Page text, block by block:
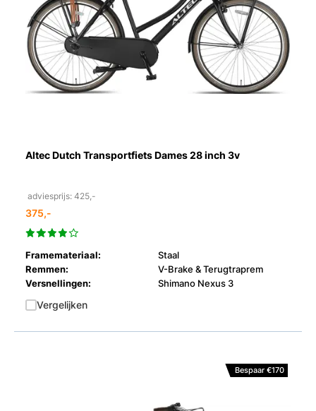
Altec Dutch Transportfiets Dames 28 inch 3v
adviesprijs: 425,-
375,-
Framemateriaal:
Staal
Remmen:
V-Brake & Terugtraprem
Versnellingen:
Shimano Nexus 3
Vergelijken
Bespaar €170